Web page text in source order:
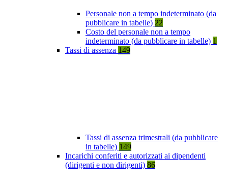
Personale non a tempo indeterminato (da
pubblicare in tabelle) 22
Costo del personale non a tempo
indeterminato (da pubblicare in tabelle) 1
Tassi di assenza 149
Tassi di assenza trimestrali (da pubblicare
in tabelle) 149
Incarichi conferiti e autorizzati ai dipendenti
(dirigenti e non dirigenti) 86